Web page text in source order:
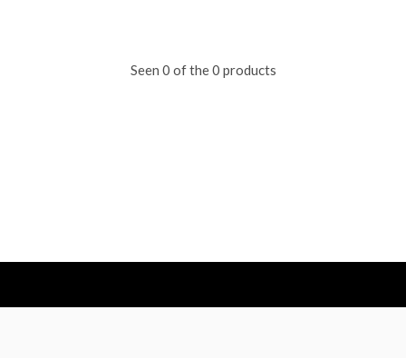
Seen 0 of the 0 products